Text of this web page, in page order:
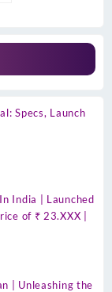
Specs, Launch
India | Launched
of ₹ 23.XXX |
| Unleashing the